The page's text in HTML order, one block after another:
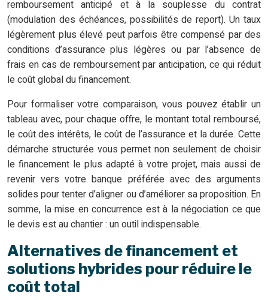
remboursement anticipé et à la souplesse du contrat
(modulation des échéances, possibilités de report). Un taux
légèrement plus élevé peut parfois être compensé par des
conditions d’assurance plus légères ou par l’absence de
frais en cas de remboursement par anticipation, ce qui réduit
le coût global du financement.
Pour formaliser votre comparaison, vous pouvez établir un
tableau avec, pour chaque offre, le montant total remboursé,
le coût des intérêts, le coût de l’assurance et la durée. Cette
démarche structurée vous permet non seulement de choisir
le financement le plus adapté à votre projet, mais aussi de
revenir vers votre banque préférée avec des arguments
solides pour tenter d’aligner ou d’améliorer sa proposition. En
somme, la mise en concurrence est à la négociation ce que
le devis est au chantier : un outil indispensable.
Alternatives de financement et
solutions hybrides pour réduire le
coût total